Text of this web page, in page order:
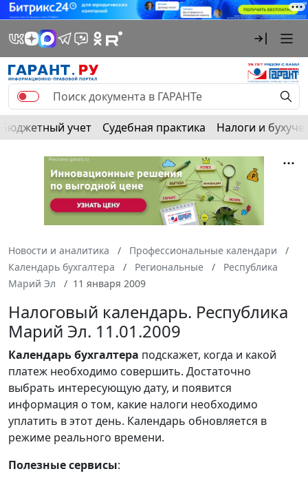
Бюджетный учет Судебная практика Налоги и
Новости и аналитика
Профессиональные календари
Календарь бухгалтера
Региональные
Республика
Марий Эл
11 января 2009
Налоговый календарь. Республика
Марий Эл. 11.01.2009
Календарьбухгалтера подскажет, когда и какой
платеж необходимо совершить. Достаточно
выбрать интересующую дату, и появится
информация о том, какие налоги необходимо
уплатить в этот день. Календарь обновляется в
режиме реального времени.
Полезные сервисы: